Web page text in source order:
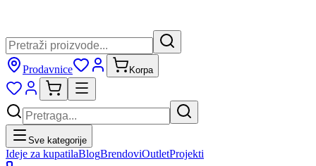
Prodavnice Korpa
Sve kategorije
Ideje za kupatilaBlogBrendoviOutletProjekti